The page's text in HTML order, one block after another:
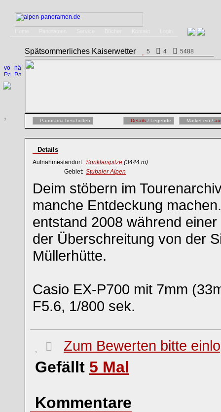
Spätsommerliches Kaiserwetter 5 4 5488
Panorama beschriften Details / Legende Marker ein /
Details
Aufnahmestandort: Sonklarspitze (3444 m)
Gebiet: Stubaier Alpen
Deim stöbern im
manche Entdeckung
entstand 2008 während
der Überschreitung von der
Müllerhütte.
Casio EX-P700 mit 7mm
F5.6, 1/800 sek.
Zum Bewerten bitte
Gefällt 5 Mal
Kommentare